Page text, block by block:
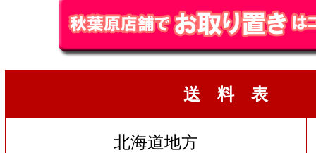
送 料 表
北海道地方